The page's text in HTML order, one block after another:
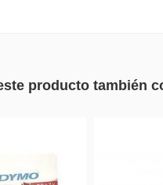
producto también